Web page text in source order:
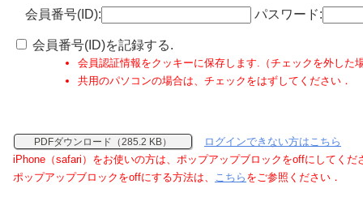
会員番号(ID): パスワード:
会員番号(ID)を記録する.
会員認証情報をクッキーに保存します.（チェックを外した
共用のパソコンの場合は、チェックをはずしてください．
PDFダウンロード（285.2 KB）
ログインできない方はこちら
iPhone（safari）をお使いの方は、ポップアップブロックをoffにしてくだ
ポップアップブロックをoffにする方法は、 こちら をご参照ください．